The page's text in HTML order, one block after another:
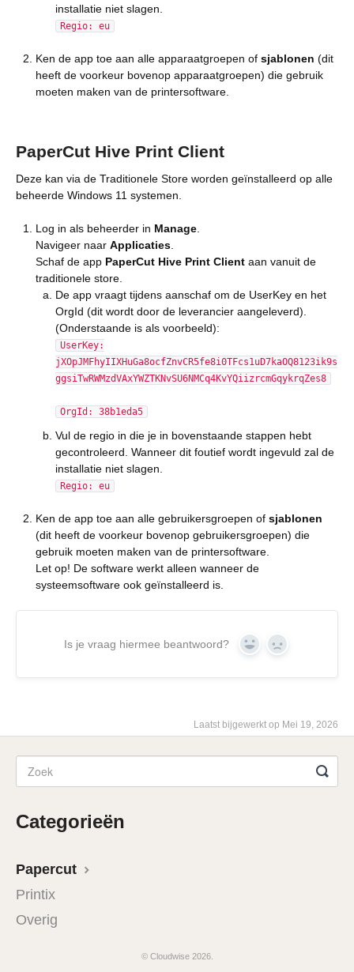
installatie niet slagen.
Regio: eu
Ken de app toe aan alle apparaatgroepen of sjablonen (dit
heeft de voorkeur bovenop apparaatgroepen) die gebruik
moeten maken van de printersoftware.
PaperCut Hive Print Client
Deze kan via de Traditionele Store worden geïnstalleerd op alle
beheerde Windows 11 systemen.
Log in als beheerder in Manage
Navigeer naar Applicaties
Schaf de app PaperCut Hive Print Client aan vanuit de
traditionele store.
De app vraagt tijdens aanschaf om de UserKey en het
OrgId (dit wordt door de leverancier aangeleverd).
(Onderstaande is als voorbeeld):
UserKey:
jXOpJMFhyIIXHuGa8ocfZnvCR5fe8i0TFcs1uD7kaOQ8123ik9s
ggsiTwRWMzdVAxYWZTKNvSU6NMCq4KvYQiizrcmGqykrqZes8
OrgId: 38b1eda5
Vul de regio in die je in bovenstaande stappen hebt
gecontroleerd. Wanneer dit foutief wordt ingevuld zal de
installatie niet slagen.
Regio: eu
Ken de app toe aan alle gebruikersgroepen of sjablonen
(dit heeft de voorkeur bovenop gebruikersgroepen) die
gebruik moeten maken van de printersoftware.
Let op! De software werkt alleen wanneer de
systeemsoftware ook geïnstalleerd is.
Is je vraag hiermee beantwoord? Yes No
Laatst bijgewerkt op Mei 19, 2026
Categorieën
Papercut
Printix
Overig
© Cloudwise 2026.